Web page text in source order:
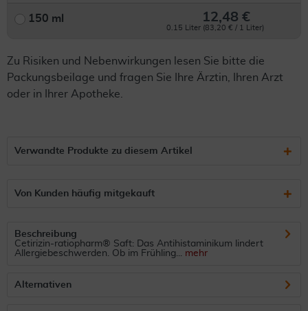
150 ml 12,48 €
0.15 Liter (83,20 € / 1 Liter)
Zu Risiken und Nebenwirkungen lesen Sie bitte die
Packungsbeilage und fragen Sie Ihre Ärztin, Ihren Arzt
oder in Ihrer Apotheke.
Verwandte Produkte zu diesem Artikel
Von Kunden häufig mitgekauft
Beschreibung
Cetirizin-ratiopharm® Saft: Das Antihistaminikum lindert
Allergiebeschwerden. Ob im Frühling... mehr
Alternativen